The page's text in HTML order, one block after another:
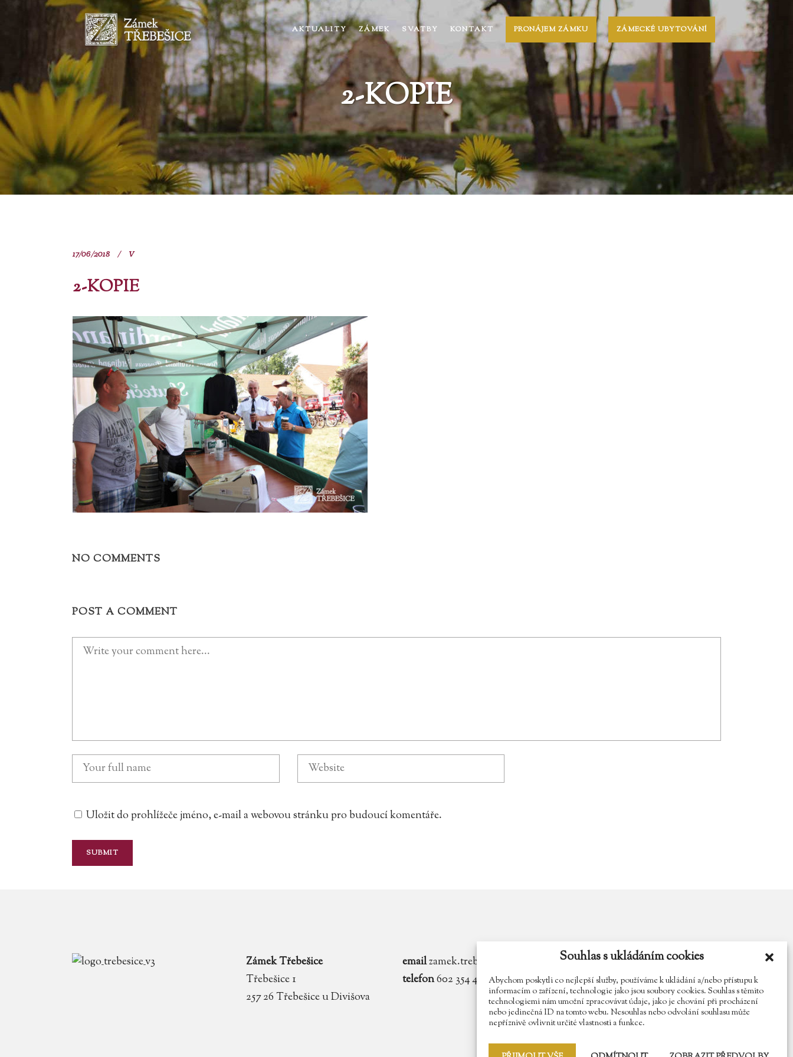
Souhlas s ukládáním cookies
Abychom poskytli co nejlepší služby, používáme k ukládání a/nebo přístupu k
informacím o zařízení, technologie jako jsou soubory cookies. Souhlas s těmito
technologiemi nám umožní zpracovávat údaje, jako je chování při procházení
nebo jedinečná ID na tomto webu. Nesouhlas nebo odvolání souhlasu může
nepříznivě ovlivnit určité vlastnosti a funkce.
AKTUALITY ZÁMEK SVATBY KONTAKT PRONÁJEM ZÁMKU ZÁMECKÉ UBYTOVÁNÍ
2-KOPIE
17/06/2018 V
2-KOPIE
NO COMMENTS
POST A COMMENT
Uložit do prohlížeče jméno, e-mail a webovou stránku pro budoucí komentáře.
Zámek Třebešice
Třebešice 1
257 26 Třebešice u Divišova
emailzamek.trebesice@volny.cz
telefon602 354 467
Najdete nás na Facebooku
Sledujte náš Instagram